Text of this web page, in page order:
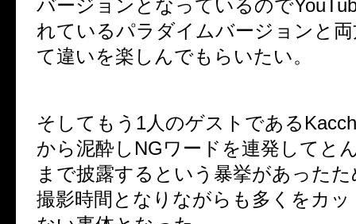
バージョンとなっているので
れているパラダイムバージョンと
て違いを楽しんでもらいたい。
そしてもう1人のゲストである
から泥酔しNGワードを連発してと
まで披露するという暴挙があった
撮影時間となりながらも多くをカ